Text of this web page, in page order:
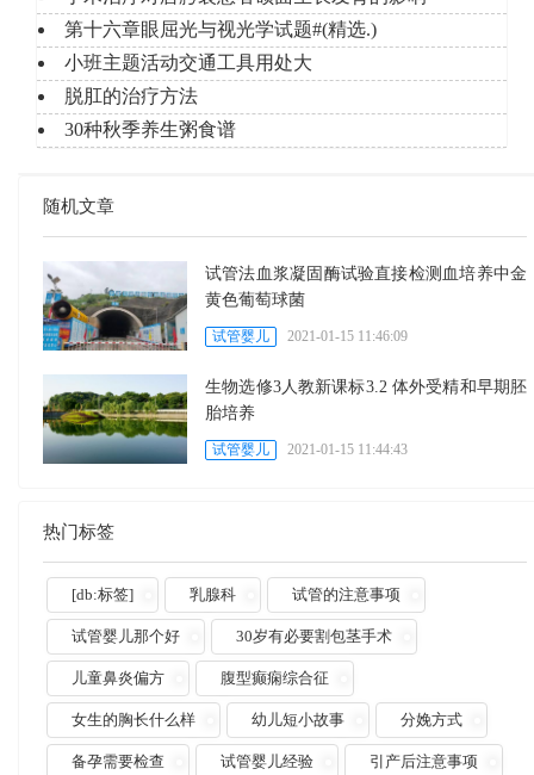
第十六章眼屈光与视光学试题#(精选.)
小班主题活动交通工具用处大
脱肛的治疗方法
30种秋季养生粥食谱
随机文章
试管法血浆凝固酶试验直接检测血培养中金
黄色葡萄球菌
试管婴儿 2021-01-15 11:46:09
生物选修3人教新课标3.2 体外受精和早期胚
胎培养
试管婴儿 2021-01-15 11:44:43
热门标签
[db:标签] 乳腺科 试管的注意事项
试管婴儿那个好 30岁有必要割包茎手术
儿童鼻炎偏方 腹型癫痫综合征
女生的胸长什么样 幼儿短小故事 分娩方式
备孕需要检查 试管婴儿经验 引产后注意事项